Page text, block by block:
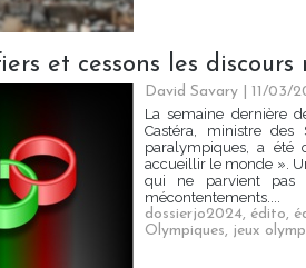
et cessons les
David Savary | 11/03/
La semaine dernière
Castéra, ministre
paralympiques, a été
accueillir le monde ».
qui ne parvient pas
mécontentements....
dossierjo2024, édito,
Olympiques, jeux